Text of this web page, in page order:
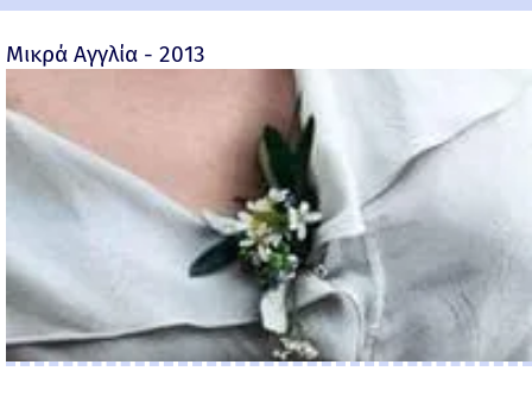
Μικρά Αγγλία - 2013